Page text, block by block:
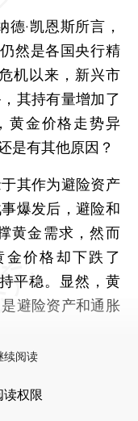
·凯恩斯所言，
然是各国央行精
机以来，新兴市
其持有量增加了
黄金价格走势异
是有其他原因？
其作为避险资产
爆发后，避险和
黄金需求，然而
价格却下跌了
平稳。显然，黄
避险资产和通胀
续阅读
读权限